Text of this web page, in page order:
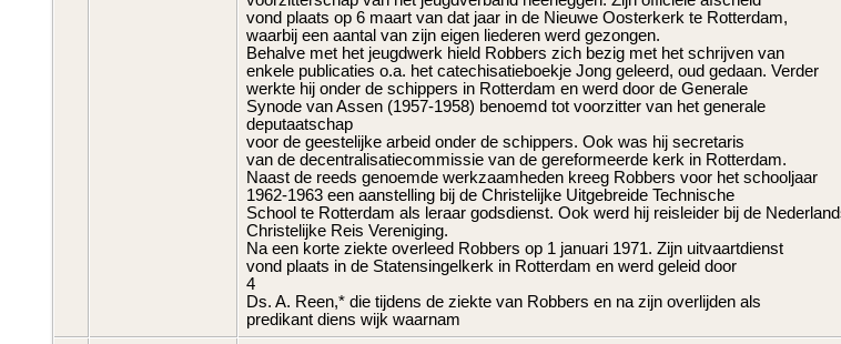
vond plaats op 6 maart van dat jaar in de Nieuwe Oosterkerk te Rotterdam,
waarbij een aantal van zijn eigen liederen werd gezongen.
Behalve met het jeugdwerk hield Robbers zich bezig met het schrijven van
enkele publicaties o.a. het catechisatieboekje Jong geleerd, oud gedaan. Verder
werkte hij onder de schippers in Rotterdam en werd door de Generale
Synode van Assen (1957-1958) benoemd tot voorzitter van het generale
deputaatschap
voor de geestelijke arbeid onder de schippers. Ook was hij secretaris
van de decentralisatiecommissie van de gereformeerde kerk in Rotterdam.
Naast de reeds genoemde werkzaamheden kreeg Robbers voor het schooljaar
1962-1963 een aanstelling bij de Christelijke Uitgebreide Technische
School te Rotterdam als leraar godsdienst. Ook werd hij reisleider bij de
Christelijke Reis Vereniging.
Na een korte ziekte overleed Robbers op 1 januari 1971. Zijn uitvaartdienst
vond plaats in de Statensingelkerk in Rotterdam en werd geleid door
4
Ds. A. Reen,* die tijdens de ziekte van Robbers en na zijn overlijden als
predikant diens wijk waarnam